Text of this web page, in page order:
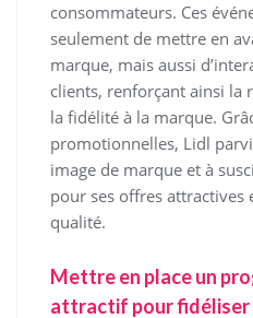
consommateurs. Ces
seulement de mettre en
marque, mais aussi
clients, renforçant ainsi la
la fidélité à la marque.
promotionnelles, Lidl
image de marque et à
pour ses offres attractives
qualité.
Mettre en place un
attractif pour fidéliser